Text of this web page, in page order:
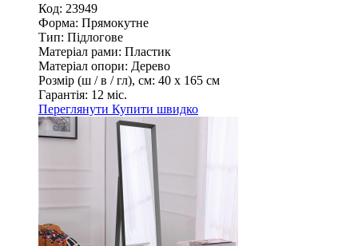
Код: 23949
Форма: Прямокутне
Тип: Підлогове
Матеріал рами: Пластик
Матеріал опори: Дерево
Розмір (ш / в / гл), см: 40 х 165 см
Гарантія: 12 міс.
Переглянути Купити швидко